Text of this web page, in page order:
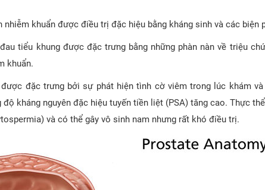
khuẩn được điều trị đặc hiệu bằng kháng sinh và các biện
tiểu khung được đặc trưng bằng những phàn nàn về triệu
khuẩn.
đặc trưng bởi sự phát hiện tình cờ viêm trong lúc khám
kháng nguyên đặc hiệu tuyến tiền liệt (PSA) tăng cao. Thực
và có thể gây vô sinh nam nhưng rất khó điều trị.